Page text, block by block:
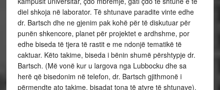
diel shkoja në laborator. Të shtunave paradite vinte edhe
dr. Bartsch dhe ne gjenim pak kohë për të diskutuar për
punën shkencore, planet për projektet e ardhshme, por
edhe biseda të tjera të rastit e me ndonjë tematikë të
caktuar. Këto takime, biseda i bënin shumë përshtypje dr.
Bartsch. (Më vonë kur u largova nga Lubbocku dhe sa
herë që bisedonim në telefon, dr. Bartsch gjithmonë i
përmendte ato takime, bisadat tona të atyre të shtunave).